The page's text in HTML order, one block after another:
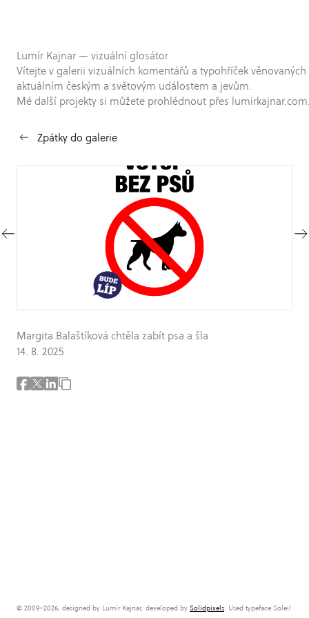
Lumír Kajnar — vizuální glosátor
Vítejte v galerii vizuálních komentářů a typohříček věnovaných
aktuálním českým a světovým událostem a jevům.
Mé další projekty si můžete prohlédnout přes
Zpátky do galerie
Margita Balaštíková chtěla zabít psa a šla
14. 8. 2025
© 2009–2026, designed by Lumír Kajnar, developed by Solidpixels. Used typeface Soleil